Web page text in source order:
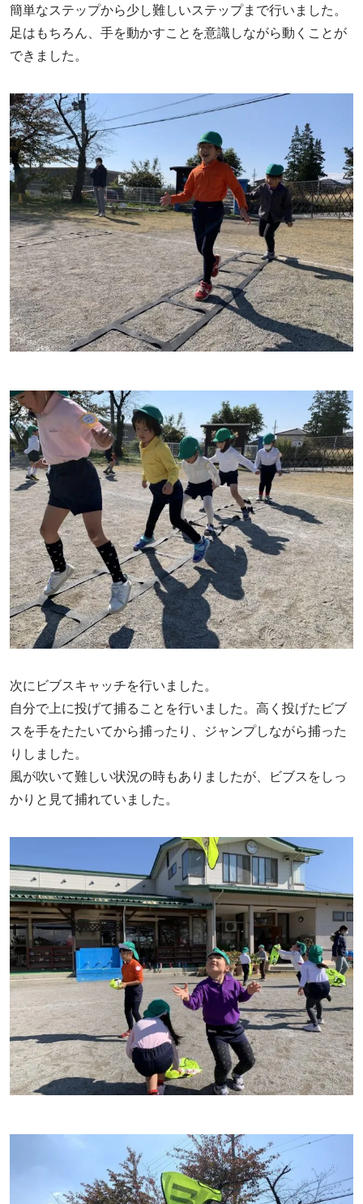
簡単なステップから少し難しいステップまで行いました。
足はもちろん、手を動かすことを意識しながら動くことが
できました。
次にビブスキャッチを行いました。
自分で上に投げて捕ることを行いました。高く投げたビブ
スを手をたたいてから捕ったり、ジャンプしながら捕った
りしました。
風が吹いて難しい状況の時もありましたが、ビブスをしっ
かりと見て捕れていました。